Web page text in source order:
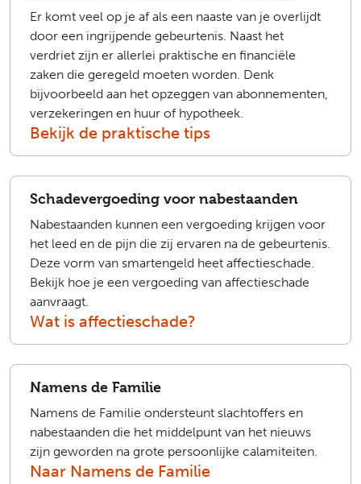
Er komt veel op je af als een naaste van je overlijdt
door een ingrijpende gebeurtenis. Naast het
verdriet zijn er allerlei praktische en financiële
zaken die geregeld moeten worden. Denk
bijvoorbeeld aan het opzeggen van abonnementen,
verzekeringen en huur of hypotheek.
Bekijk de praktische tips
Schadevergoeding voor nabestaanden
Nabestaanden kunnen een vergoeding krijgen voor
het leed en de pijn die zij ervaren na de gebeurtenis.
Deze vorm van smartengeld heet affectieschade.
Bekijk hoe je een vergoeding van affectieschade
aanvraagt.
Wat is affectieschade?
Namens de Familie
Namens de Familie ondersteunt slachtoffers en
nabestaanden die het middelpunt van het nieuws
zijn geworden na grote persoonlijke calamiteiten.
Naar Namens de Familie